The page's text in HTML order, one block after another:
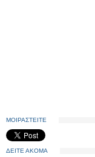
ΜΟΙΡΑΣΤΕΙΤΕ
ΔΕΙΤΕ ΑΚΟΜΑ